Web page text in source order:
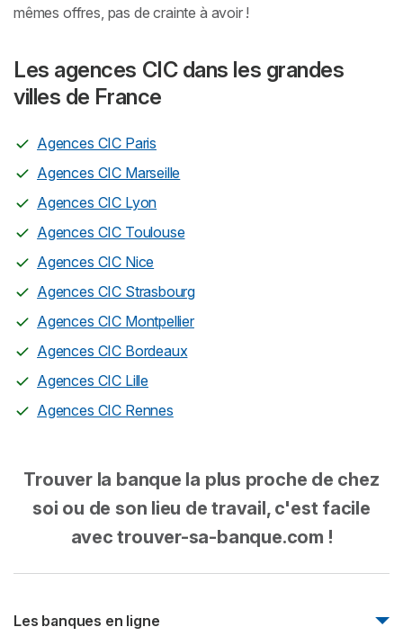
mêmes offres, pas de crainte à avoir !
Les agences CIC dans les grandes
villes de France
Agences CIC Paris
Agences CIC Marseille
Agences CIC Lyon
Agences CIC Toulouse
Agences CIC Nice
Agences CIC Strasbourg
Agences CIC Montpellier
Agences CIC Bordeaux
Agences CIC Lille
Agences CIC Rennes
Trouver la banque la plus proche de chez
soi ou de son lieu de travail, c'est facile
avec trouver-sa-banque.com !
Les banques en ligne